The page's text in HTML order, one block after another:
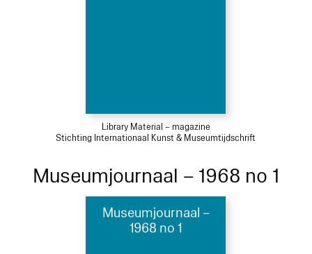
Library Material – magazine
Stichting Internationaal Kunst & Museumtijdschrift
Museumjournaal – 1968 no 1
Museumjournaal –
1968 no 1